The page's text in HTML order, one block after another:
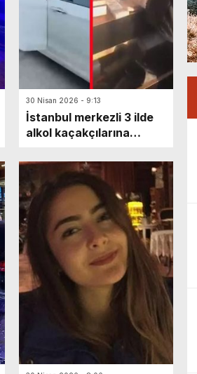
30 Nisan 2026 - 9:13
İstanbul merkezli 3 ilde
alkol kaçakçılarına